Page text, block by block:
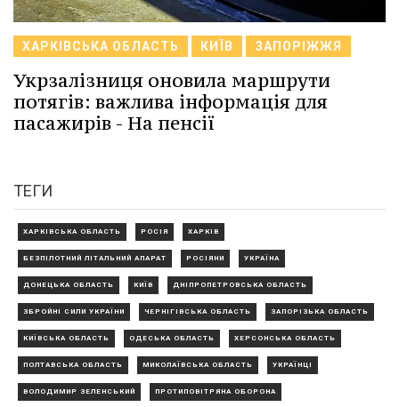
ХАРКІВСЬКА ОБЛАСТЬ КИЇВ ЗАПОРІЖЖЯ
Укрзалізниця оновила маршрути
потягів: важлива інформація для
пасажирів - На пенсії
ТЕГИ
ХАРКІВСЬКА ОБЛАСТЬ РОСІЯ ХАРКІВ
БЕЗПІЛОТНИЙ ЛІТАЛЬНИЙ АПАРАТ РОСІЯНИ УКРАЇНА
ДОНЕЦЬКА ОБЛАСТЬ КИЇВ ДНІПРОПЕТРОВСЬКА ОБЛАСТЬ
ЗБРОЙНІ СИЛИ УКРАЇНИ ЧЕРНІГІВСЬКА ОБЛАСТЬ ЗАПОРІЗЬКА ОБЛАСТЬ
КИЇВСЬКА ОБЛАСТЬ ОДЕСЬКА ОБЛАСТЬ ХЕРСОНСЬКА ОБЛАСТЬ
ПОЛТАВСЬКА ОБЛАСТЬ МИКОЛАЇВСЬКА ОБЛАСТЬ УКРАЇНЦІ
ВОЛОДИМИР ЗЕЛЕНСЬКИЙ ПРОТИПОВІТРЯНА ОБОРОНА